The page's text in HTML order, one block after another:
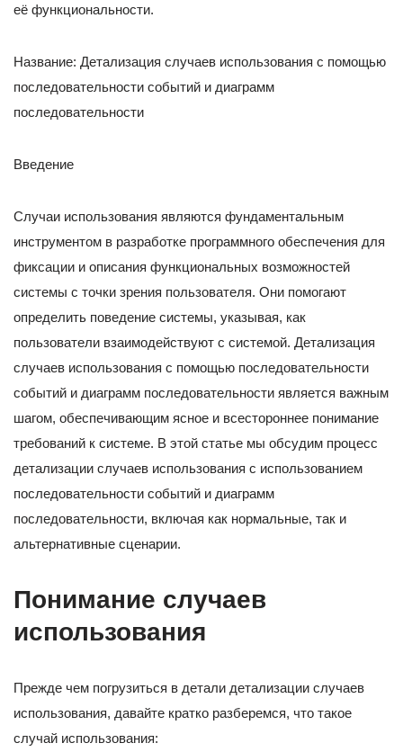
её функциональности.
Название: Детализация случаев использования с помощью
последовательности событий и диаграмм
последовательности
Введение
Случаи использования являются фундаментальным
инструментом в разработке программного обеспечения для
фиксации и описания функциональных возможностей
системы с точки зрения пользователя. Они помогают
определить поведение системы, указывая, как
пользователи взаимодействуют с системой. Детализация
случаев использования с помощью последовательности
событий и диаграмм последовательности является важным
шагом, обеспечивающим ясное и всестороннее понимание
требований к системе. В этой статье мы обсудим процесс
детализации случаев использования с использованием
последовательности событий и диаграмм
последовательности, включая как нормальные, так и
альтернативные сценарии.
Понимание случаев
использования
Прежде чем погрузиться в детали детализации случаев
использования, давайте кратко разберемся, что такое
случай использования: